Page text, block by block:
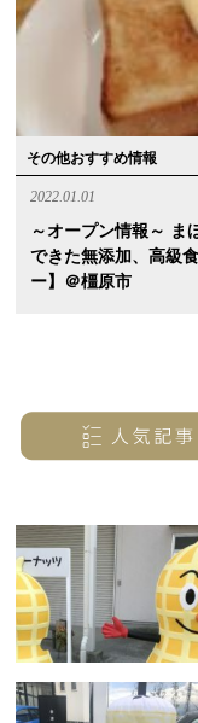
その他おすすめ情報
2022.01.01
～オープン情報～ ま
できた無添加、高級
ー】＠橿原市